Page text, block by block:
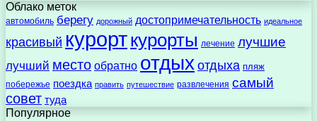
Облако меток
автомобиль берегу дорожный достопримечательность идеальное
красивый курорткурорты лечение лучшие
лучший место обратно отдыхотдыха пляж
побережье поездка править путешествие развлечения самый
совет туда
Популярное